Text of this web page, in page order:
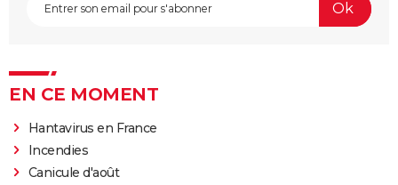
EN CE MOMENT
Hantavirus en France
Incendies
Canicule d'août